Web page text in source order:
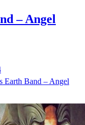
– Angel
Earth Band – Angel